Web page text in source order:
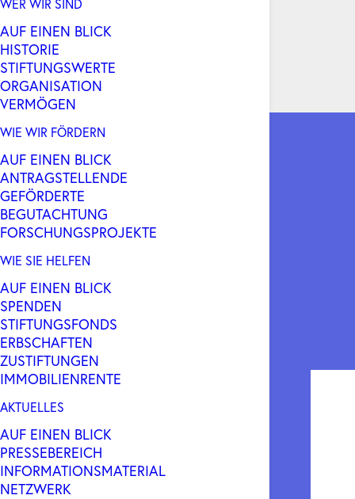
WER WIR SIND
AUF EINEN BLICK
HISTORIE
STIFTUNGSWERTE
ORGANISATION
VERMÖGEN
WIE WIR FÖRDERN
AUF EINEN BLICK
ANTRAGSTELLENDE
GEFÖRDERTE
BEGUTACHTUNG
FORSCHUNGSPROJEKTE
WIE SIE HELFEN
AUF EINEN BLICK
SPENDEN
STIFTUNGSFONDS
ERBSCHAFTEN
ZUSTIFTUNGEN
IMMOBILIENRENTE
AKTUELLES
AUF EINEN BLICK
PRESSEBEREICH
INFORMATIONSMATERIAL
NETZWERK